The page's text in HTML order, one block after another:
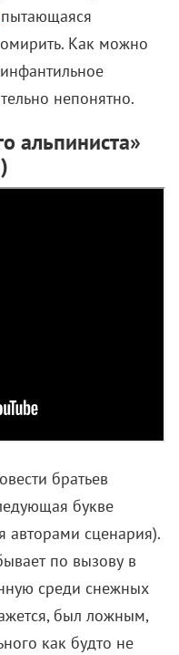
Как можно
непонятно.
альпиниста»
братьев
букве
авторами сценария).
по вызову в
среди снежных
был ложным,
как будто не